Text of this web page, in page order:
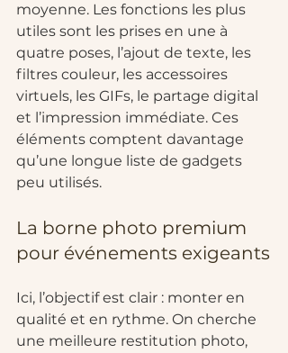
moyenne. Les fonctions les plus
utiles sont les prises en une à
quatre poses, l’ajout de texte, les
filtres couleur, les accessoires
virtuels, les GIFs, le partage digital
et l’impression immédiate. Ces
éléments comptent davantage
qu’une longue liste de gadgets
peu utilisés.
La borne photo premium
pour événements exigeants
Ici, l’objectif est clair : monter en
qualité et en rythme. On cherche
une meilleure restitution photo,